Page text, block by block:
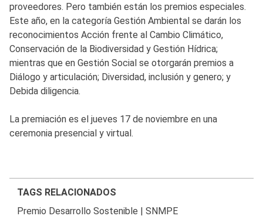
proveedores. Pero también están los premios especiales.
Este año, en la categoría Gestión Ambiental se darán los
reconocimientos Acción frente al Cambio Climático,
Conservación de la Biodiversidad y Gestión Hídrica;
mientras que en Gestión Social se otorgarán premios a
Diálogo y articulación; Diversidad, inclusión y genero; y
Debida diligencia.
La premiación es el jueves 17 de noviembre en una
ceremonia presencial y virtual.
TAGS RELACIONADOS
Premio Desarrollo Sostenible
SNMPE